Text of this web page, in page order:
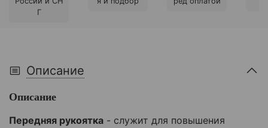
Г
Описание
Описание
Передняя рукоятка - служит для повышения